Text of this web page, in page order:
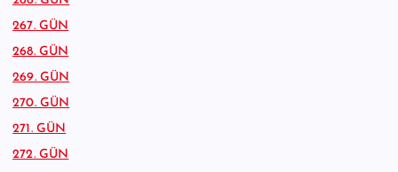
267. GÜN
268. GÜN
269. GÜN
270. GÜN
271. GÜN
272. GÜN